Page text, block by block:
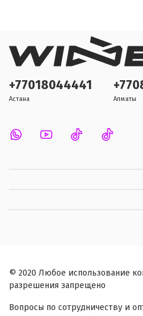
+77018044441
Астана Алматы
© 2020 Любое использование
разрешения запрещено
Вопросы по сотрудничеству и